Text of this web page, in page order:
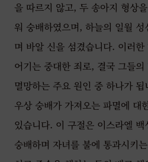
을 따르지 않고, 두 송아지 형상
워 숭배하였으며, 하늘의 일월
며 바알 신을 섬겼습니다. 이러
어기는 중대한 죄로, 결국 그들
멸망하는 주요 원인 중 하나가
우상 숭배가 가져오는 파멸에 대
있습니다. 이 구절은 이스라엘
숭배하며 자녀를 불에 통과시키